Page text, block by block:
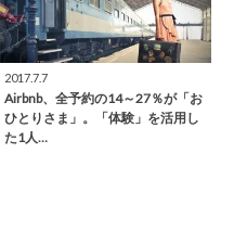
2017.7.7
Airbnb、全予約の14～27％が「お
ひとりさま」。「体験」を活用し
た1人…